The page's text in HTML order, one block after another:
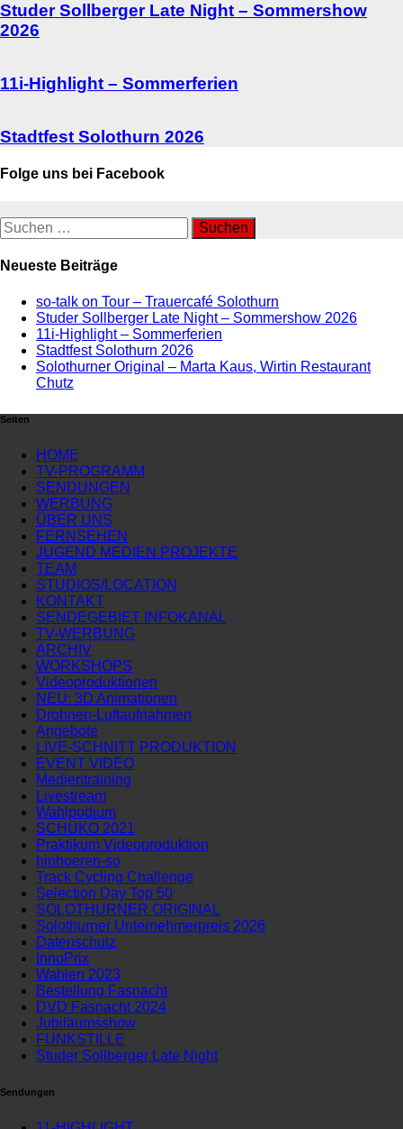
Studer Sollberger Late Night – Sommershow
2026
11i-Highlight – Sommerferien
Stadtfest Solothurn 2026
Folge uns bei Facebook
Suchen
nach:
Neueste Beiträge
so-talk on Tour – Trauercafé Solothurn
Studer Sollberger Late Night – Sommershow 2026
11i-Highlight – Sommerferien
Stadtfest Solothurn 2026
Solothurner Original – Marta Kaus, Wirtin Restaurant
Chutz
Seiten
HOME
TV-PROGRAMM
SENDUNGEN
WERBUNG
ÜBER UNS
FERNSEHEN
JUGEND MEDIEN PROJEKTE
TEAM
STUDIOS/LOCATION
KONTAKT
SENDEGEBIET INFOKANAL
TV-WERBUNG
ARCHIV
WORKSHOPS
Videoproduktionen
NEU: 3D Animationen
Drohnen-Luftaufnahmen
Angebote
LIVE-SCHNITT PRODUKTION
EVENT VIDEO
Medientraining
Livestream
Wahlpodium
SCHÜKO 2021
Praktikum Videoproduktion
hinhoeren-so
Track Cycling Challenge
Selection Day Top 50
SOLOTHURNER ORIGINAL
Solothurner Unternehmerpreis 2026
Datenschutz
InnoPrix
Wahlen 2023
Bestellung Fasnacht
DVD Fasnacht 2024
Jubiläumsshow
FUNKSTILLE
Studer Sollberger Late Night
Sendungen